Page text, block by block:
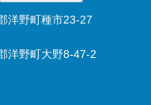
洋野町種市23-27
洋野町大野8-47-2